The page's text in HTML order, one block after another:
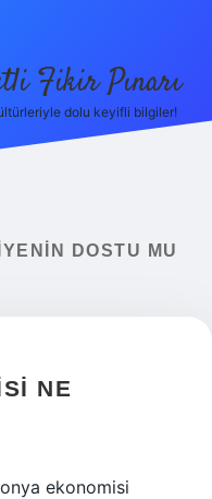
Fikir Pınarı
dolu keyifli bilgiler!
DOSTU MU
NE
ekonomisi